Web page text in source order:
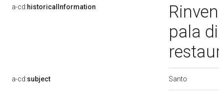
a-cd:historicalInformation
pala
a-cd:subject Santo